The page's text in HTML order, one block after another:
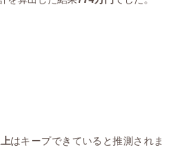
はキープできていると推測されま